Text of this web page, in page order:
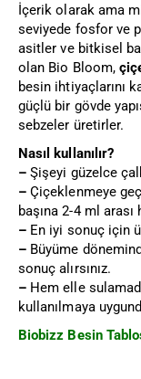
İçerik olarak ama
seviyede fosfor ve
asitler ve bitkisel
olan Bio Bloom,
besin ihtiyaçlarını
güçlü bir gövde
sebzeler üretirler.
Nasıl kullanılır?
–Şişeyi güzelce
–Çiçeklenmeye
başına 2-4 ml
– En iyi sonuç için
– Büyüme
sonuç alırsınız.
– Hem elle
kullanılmaya
Biobizz Besin